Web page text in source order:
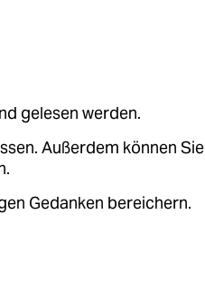
gelesen werden.
Außerdem können Sie
Gedanken bereichern.